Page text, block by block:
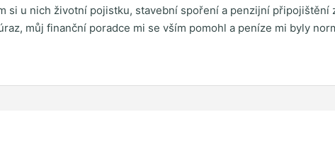
si u nich životní pojistku, stavební spoření a penzijní připojištění
můj finanční poradce mi se vším pomohl a peníze mi byly